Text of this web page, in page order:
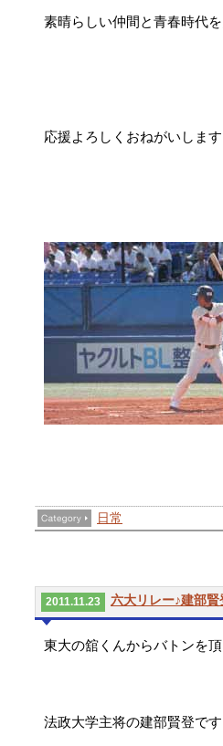
素晴らしい仲間と青春時代
応援よろしくおねがいしま
日常
2011.11.23 六大リレー♪建部
東大の舘くんからバトンを
法政大学主将の建部賢登で